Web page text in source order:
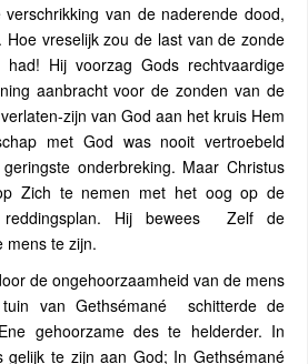
van de naderende dood,
vreselijk zou de last van de zonde
Hij voorzag Gods rechtvaardige
aanbracht voor de zonden van de
zijn van God aan het kruis Hem
met God was nooit vertroebeld
onderbreking. Maar Christus
Zich te nemen met het oog op de
reddingsplan. Hij bewees Zelf de
mens te zijn.
de ongehoorzaamheid van de mens
van Gethsémané schitterde de
gehoorzame des te helderder. In
gelijk te zijn aan God; In Gethsémané